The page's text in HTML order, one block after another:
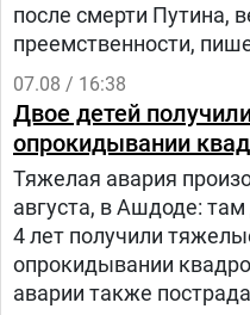
после смерти Путина,
преемственности,
07.08 / 16:38
Двое детей
опрокидывании
Тяжелая авария
августа, в Ашдоде: там
4 лет получили
опрокидывании
аварии также